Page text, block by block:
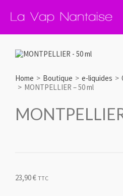
Home > Boutique > e-liquides >
> MONTPELLIER – 50 ml
23,90€ TTC